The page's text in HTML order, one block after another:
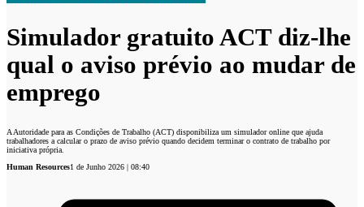
Simulador gratuito ACT diz-lhe
qual o aviso prévio ao mudar de
emprego
A Autoridade para as Condições de Trabalho (ACT) disponibiliza um simulador online que ajuda
trabalhadores a calcular o prazo de aviso prévio quando decidem terminar o contrato de trabalho por
iniciativa própria.
Human Resources1 de Junho 2026 | 08:40